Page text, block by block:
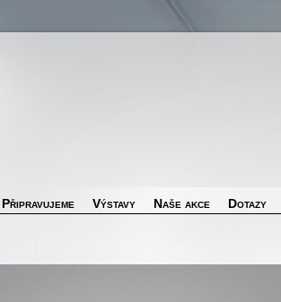
Připravujeme Výstavy Naše akce Dotazy